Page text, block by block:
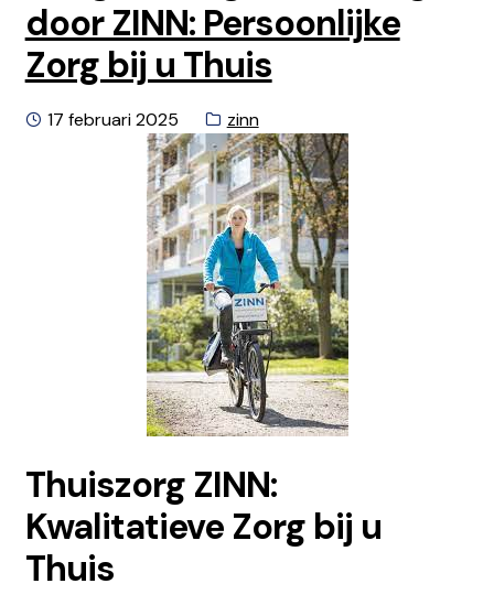
door ZINN: Persoonlijke
Zorg bij u Thuis
Geplaatst
17 februari 2025 Categorie:
zinn
Thuiszorg ZINN:
Kwalitatieve Zorg bij u
Thuis